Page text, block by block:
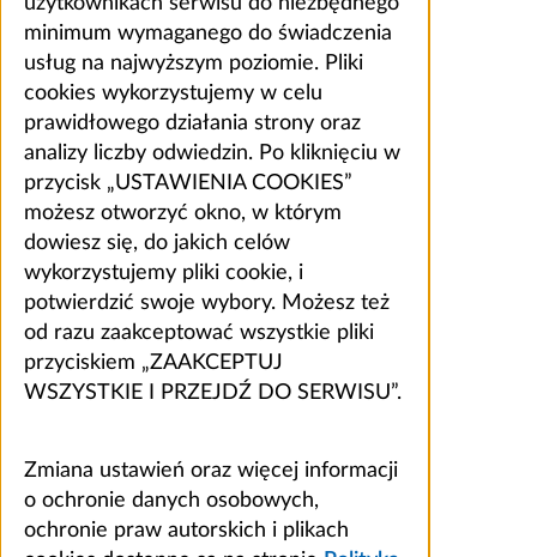
minimum wymaganego do świadczenia
usług na najwyższym poziomie. Pliki
cookies wykorzystujemy w celu
prawidłowego działania strony oraz
analizy liczby odwiedzin. Po kliknięciu w
przycisk „USTAWIENIA COOKIES”
możesz otworzyć okno, w którym
dowiesz się, do jakich celów
wykorzystujemy pliki cookie, i
potwierdzić swoje wybory. Możesz też
od razu zaakceptować wszystkie pliki
przyciskiem „ZAAKCEPTUJ
WSZYSTKIE I PRZEJDŹ DO SERWISU”.
Zmiana ustawień oraz więcej informacji
o ochronie danych osobowych,
ochronie praw autorskich i plikach